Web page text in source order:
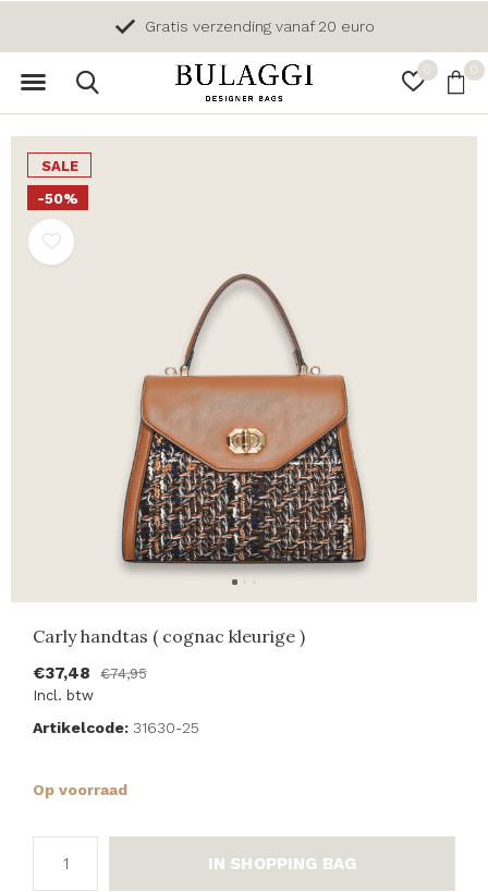
0 0
Gratis verzending vanaf 20 euro
SALE
-50%
Carly handtas ( cognac kleurige )
€37,48
€74,95
Incl. btw
Artikelcode: 31630-25
Op voorraad
IN SHOPPING BAG